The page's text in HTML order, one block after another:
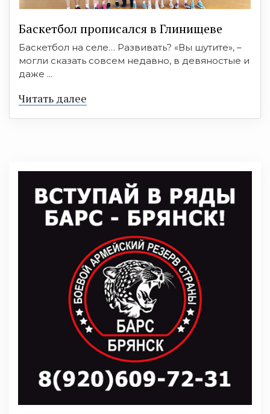
Баскетбол прописался в Глинищеве
Баскетбол на селе… Развивать? «Вы шутите», –
могли сказать совсем недавно, в девяностые и
даже ...
Читать далее